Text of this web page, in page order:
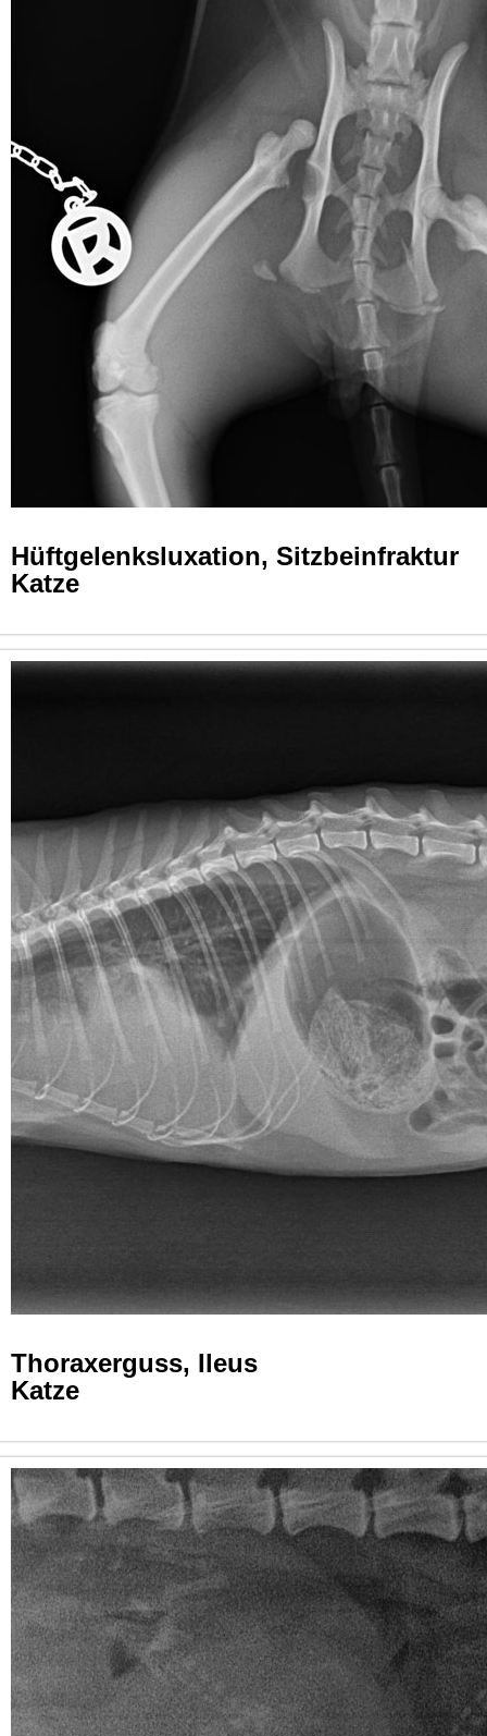
Hüftgelenksluxation, Sitzbeinfraktur
Katze
Thoraxerguss, Ileus
Katze